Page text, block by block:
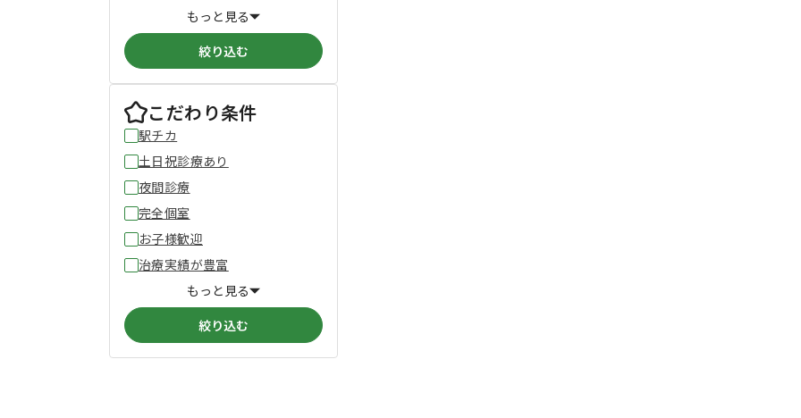
もっと見る
絞り込む
こだわり条件
駅チカ
土日祝診療あり
夜間診療
完全個室
お子様歓迎
治療実績が豊富
もっと見る
絞り込む